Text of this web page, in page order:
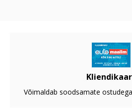
Võimaldab soodsamate